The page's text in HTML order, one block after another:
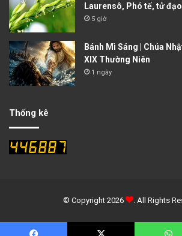
Laurensô, Phó tế, tử đạo
5 giờ
Bánh Mì Sáng | Chúa
XIX Thường Niên
1 ngày
Thống kê
© Copyright 2026 . All Rights